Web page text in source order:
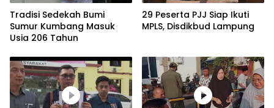
Tradisi Sedekah Bumi
Sumur Kumbang Masuk
Usia 206 Tahun
29 Peserta PJJ Siap Ikuti
MPLS, Disdikbud Lampung